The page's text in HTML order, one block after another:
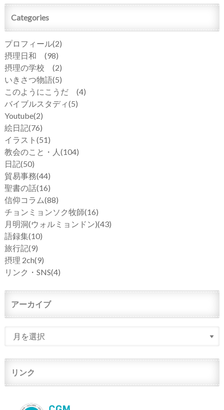
Categories
プロフィール(2)
摂理日和 (98)
摂理の学校 (2)
いきさつ物語(5)
このようにこうだ (4)
バイブルスタディ(5)
Youtube(2)
絵日記(76)
イラスト (51)
教会のこと・人 (104)
日記(50)
貿易事務(44)
聖書の話(16)
信仰コラム(88)
チョンミョンソク牧師(16)
月明洞(ウォルミョンドン)(43)
語録集(10)
旅行記(9)
摂理 2ch(9)
リンク・SNS(4)
アーカイブ
リンク